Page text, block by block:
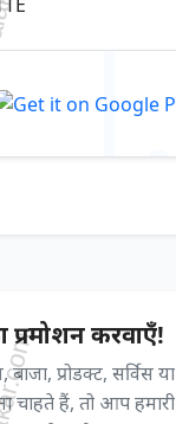
करवाएँ!
प्रोडक्ट, सर्विस या
चाहते हैं, तो आप हमारी